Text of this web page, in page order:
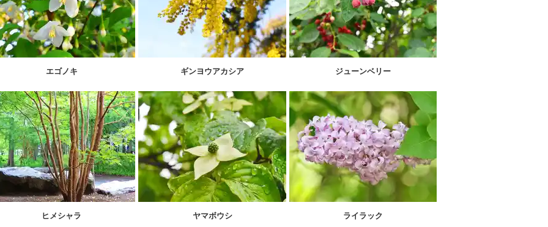
エゴノキ ギンヨウアカシア ジューンベリー
ヒメシャラ ヤマボウシ ライラック